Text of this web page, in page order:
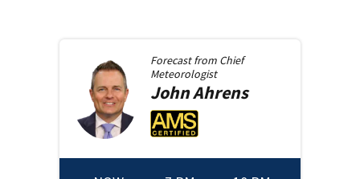
Forecast from Chief
Meteorologist
JohnAhrens